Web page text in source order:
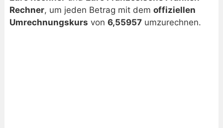
Rechner, um jeden Betrag mit dem offiziellen
Umrechnungskurs von 6,55957umzurechnen.